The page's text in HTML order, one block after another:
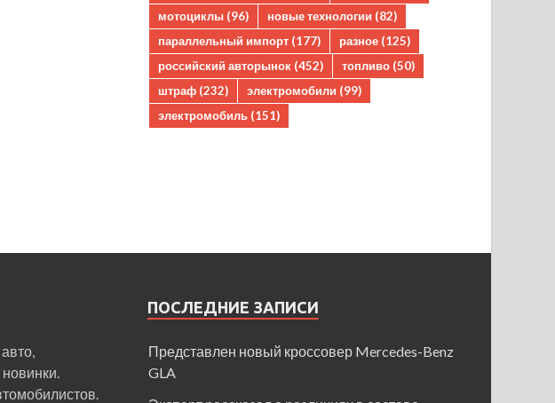
мотоциклы (96) новые технологии (82)
параллельный импорт (177) разное (125)
российский авторынок (452) топливо (50)
штраф (232) электромобили (99)
электромобиль (151)
ПОСЛЕДНИЕ ЗАПИСИ
Представлен новый кроссовер Mercedes-Benz
GLA